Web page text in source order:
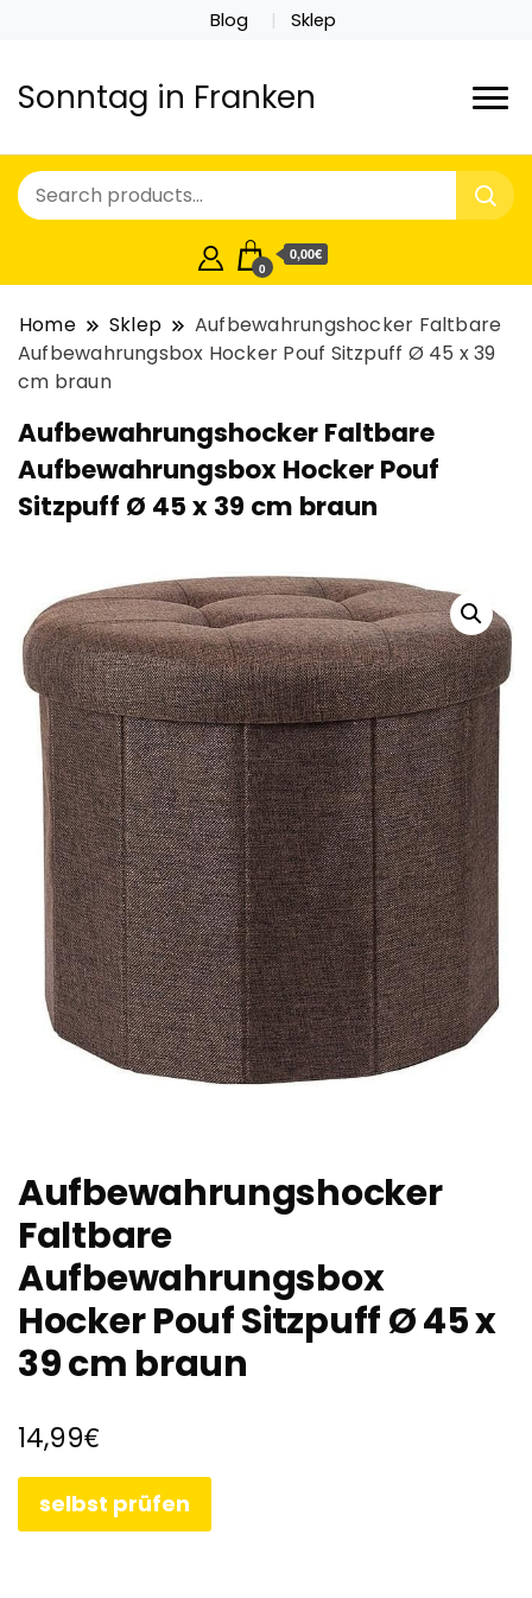
Blog Sklep
Sonntag in Franken
0
0,00€
Home Sklep
Aufbewahrungshocker Faltbare
Aufbewahrungsbox Hocker Pouf Sitzpuff Ø 45 x 39
cm braun
Aufbewahrungshocker Faltbare
Aufbewahrungsbox Hocker Pouf
Sitzpuff Ø 45 x 39 cm braun
Aufbewahrungshocker
Faltbare
Aufbewahrungsbox
Hocker Pouf Sitzpuff Ø 45 x
39 cm braun
14,99€
selbst prüfen